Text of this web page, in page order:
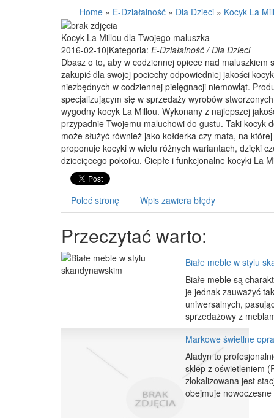
Home » E-Działalność » Dla Dzieci » Kocyk La
Kocyk La Millou dla Twojego maluszka
2016-02-10|Kategoria: E-Działalność / Dla Dzieci
Dbasz o to, aby w codziennej opiece nad
zakupić dla swojej pociechy odpowiedniej jakości
niezbędnych w codziennej pielęgnacji niemowląt.
specjalizującym się w sprzedaży wyrobów
wygodny kocyk La Millou. Wykonany z najlepszej
przypadnie Twojemu maluchowi do gustu. Taki kocyk
może służyć również jako kołderka czy mata, na
proponuje kocyki w wielu różnych wariantach, dzięki
dziecięcego pokoiku. Ciepłe i funkcjonalne kocyki La
Poleć stronę Wpis zawiera błędy
Przeczytać warto:
Białe meble w stylu
Białe meble są
je jednak zauważyć
uniwersalnych,
sprzedażowy z
Markowe świetlne
Aladyn to
sklep z oświetleniem
zlokalizowana jest
obejmuje